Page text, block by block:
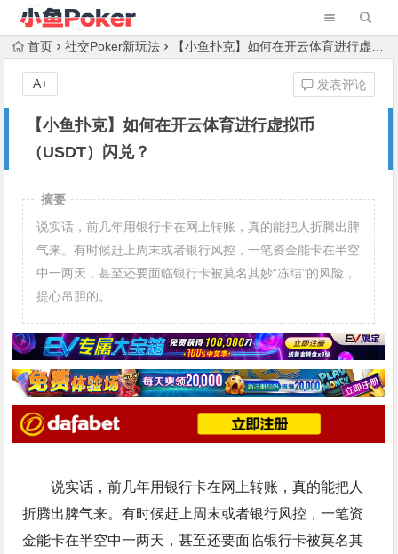
首页 社交Poker新玩法 【小鱼扑克】如何在开云体育进行虚拟币（USDT）闪兑？
【小鱼扑克】如何在开云体育进行虚拟币
（USDT）闪兑？
发表评论
A+
摘要
说实话，前几年用银行卡在网上转账，真的能把人折腾出脾
气来。有时候赶上周末或者银行风控，一笔资金能卡在半空
中一两天，甚至还要面临银行卡被莫名其妙“冻结”的风险，
提心吊胆的。
说实话，前几年用银行卡在网上转账，真的能把人
折腾出脾气来。有时候赶上周末或者银行风控，一笔资
金能卡在半空中一两天，甚至还要面临银行卡被莫名其